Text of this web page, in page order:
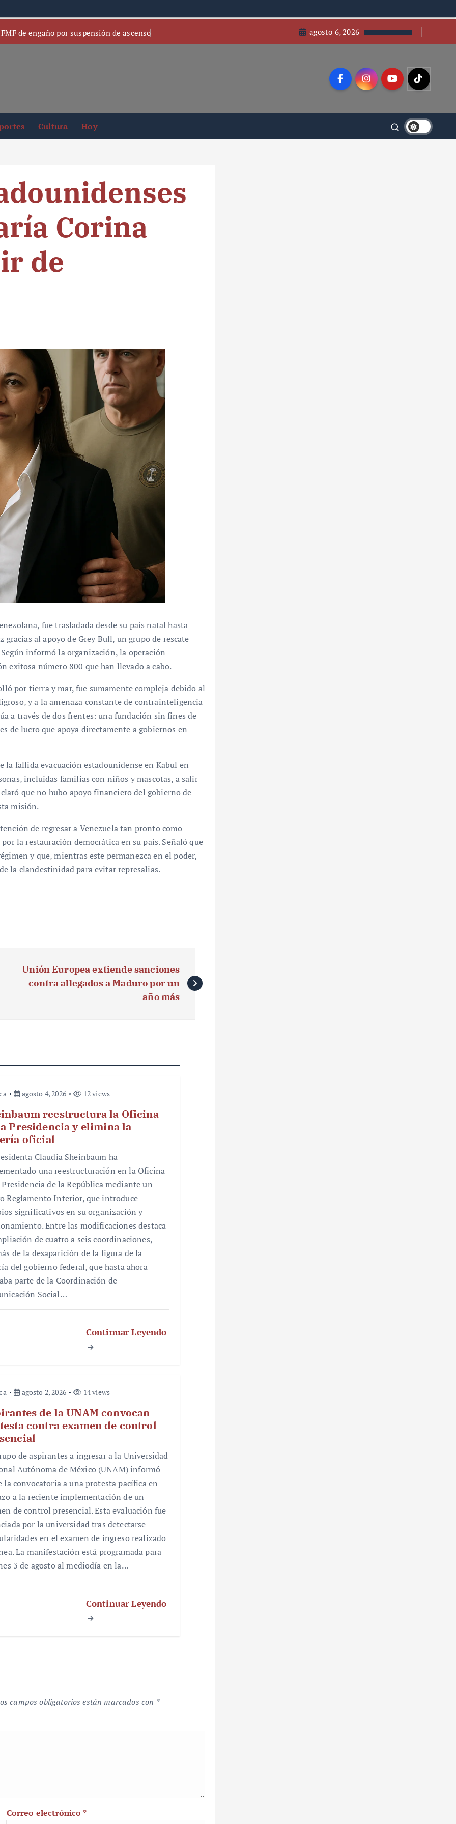
de engaño por suspensión de ascenso agosto 6, 2026
Cultura Hoy
Corina
de
fue trasladada desde su país natal hasta
al apoyo de Grey Bull, un grupo de rescate
informó la organización, la operación
exitosa número 800 que han llevado a cabo.
por tierra y mar, fue sumamente compleja debido al
y a la amenaza constante de contrainteligencia
a través de dos frentes: una fundación sin fines de
de lucro que apoya directamente a gobiernos en
fallida evacuación estadounidense en Kabul en
incluidas familias con niños y mascotas, a salir
que no hubo apoyo financiero del gobierno de
misión.
de regresar a Venezuela tan pronto como
la restauración democrática en su país. Señaló que
y que, mientras este permanezca en el poder,
la clandestinidad para evitar represalias.
Unión Europea extiende sanciones
contra allegados a Maduro por un
año más
agosto 4, 2026 12 views
reestructura la Oficina
Presidencia y elimina la
oficial
Claudia Sheinbaum ha
una reestructuración en la Oficina
Presidencia de la República mediante un
Reglamento Interior, que introduce
significativos en su organización y
Entre las modificaciones destaca
de cuatro a seis coordinaciones,
de la desaparición de la figura de la
del gobierno federal, que hasta ahora
parte de la Coordinación de
Social…
Continuar Leyendo
agosto 2, 2026 14 views
de la UNAM convocan
contra examen de control
de aspirantes a ingresar a la Universidad
Autónoma de México (UNAM) informó
la convocatoria a una protesta pacífica en
a la reciente implementación de un
de control presencial. Esta evaluación fue
por la universidad tras detectarse
en el examen de ingreso realizado
La manifestación está programada para
3 de agosto al mediodía en la…
Continuar Leyendo
campos obligatorios están marcados con *
Correo electrónico *